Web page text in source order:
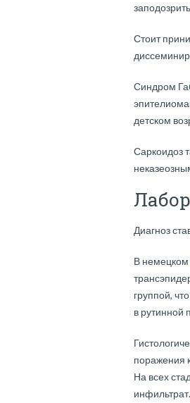
Стоит
Синдром
детском
Саркоидоз
Диагноз
В немецком
группой,
в рутинной
поражения
На всех